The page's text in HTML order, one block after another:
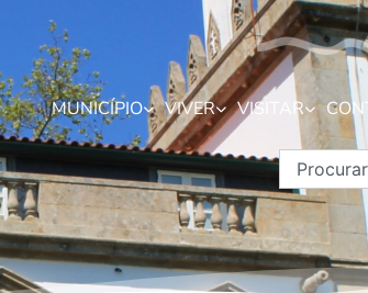
MUNICÍPIO VIVER VISITAR